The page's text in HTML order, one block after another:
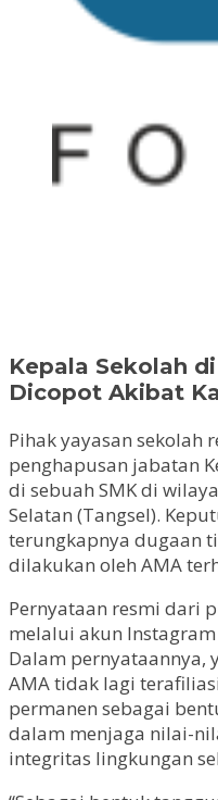
Kepala Sekolah
Dicopot Akibat
Pihak yayasan sekolah
penghapusan jabatan
di sebuah SMK di
Selatan (Tangsel).
terungkapnya dugaan
dilakukan oleh AMA
Pernyataan resmi dari
melalui akun
Dalam pernyataannya,
AMA tidak lagi
permanen sebagai
dalam menjaga nilai-
integritas lingkungan